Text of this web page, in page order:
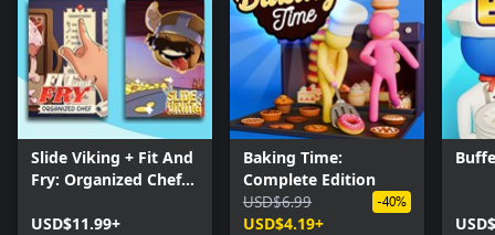
Slide Viking + Fit And
Fry: Organized Chef
USD$11.99+
Baking Time:
Complete Edition
USD$6.99
USD$4.19+
-40%